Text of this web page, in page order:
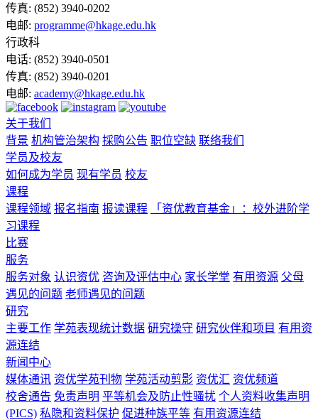
传真: (852) 3940-0202
电邮: programme@hkage.edu.hk
行政科
电话: (852) 3940-0501
传真: (852) 3940-0201
电邮: academy@hkage.edu.hk
关于我们
背景 机构管治架构 採购公告 职位空缺 联络我们
学员及校友
如何成为学员 现有学员 校友
课程
课程领域 报名指南 报读课程
「资优教育基金」：校外进阶学
习课程
比赛
服务
服务对象 认识资优 咨询及评估中心 家长学堂 有用资源 父母
遇见的问题 老师遇见的问题
研究
主要工作 学苑表现统计数据 研究操守 研究伙伴和项目 有用资
源连结
新闻中心
媒体通讯 资优学苑刊物 学苑活动剪影 资优汇 资优频道
校舍通告 免责声明 平等机会及防止性骚扰 个人资料收集声明
(PICS) 私隐和资料保护 促进种族平等 有用资源连结